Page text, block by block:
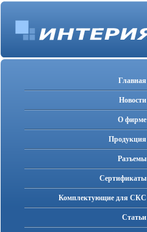
Главная
Новости
О фирме
Продукция
Разъемы
Cертификаты
Комплектующие для СКС
Статьи